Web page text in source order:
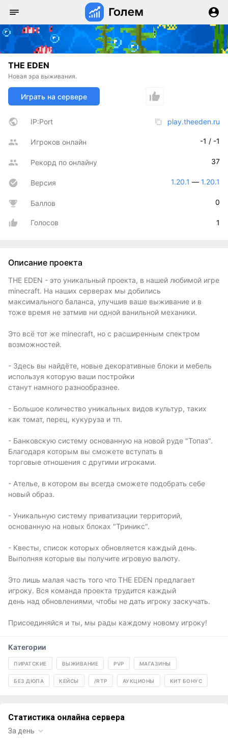
THE EDEN
Новая эра выживания.
Играть на сервере
IP:Port play.theeden.ru
Игроков онлайн -1 / -1
Рекорд по онлайну 37
Версия 1.20.1 — 1.20.1
Баллов 0
Голосов 1
Описание проекта
THE EDEN - это уникальный проекта, в нашей любимой игре
minecraft. На наших серверах мы добились
максимального баланса, улучшив ваше выживание и в
тоже время не затмив ни одной ванильной механики.
Это всё тот же minecraft, но с расширенным спектром
возможностей.
- Здесь вы найдёте, новые декоративные блоки и мебель
используя которую ваши постройки
станут намного разнообразнее.
- Большое количество уникальных видов культур, таких
как томат, перец, кукуруза и тп.
- Банковскую систему основанную на новой руде "Топаз".
Благодаря которым вы сможете вступать в
торговые отношения с другими игроками.
- Ателье, в котором вы всегда сможете подобрать себе
новый образ.
- Уникальную систему приватизации территорий,
основанную на новых блоках "Триникс".
- Квесты, список которых обновляется каждый день.
Выполняя которые вы получите игровую валюту.
Это лишь малая часть того что THE EDEN предлагает
игроку. Вся команда проекта трудится каждый
день над обновлениями, чтобы не дать игроку заскучать.
Присоединяйся и ты, мы рады каждому новому игроку!
Категории
ПИРАТСКИЕ ВЫЖИВАНИЕ PVP МАГАЗИНЫ
БЕЗ ДЮПА КЕЙСЫ /RTP АУКЦИОНЫ КИТ БОНУС